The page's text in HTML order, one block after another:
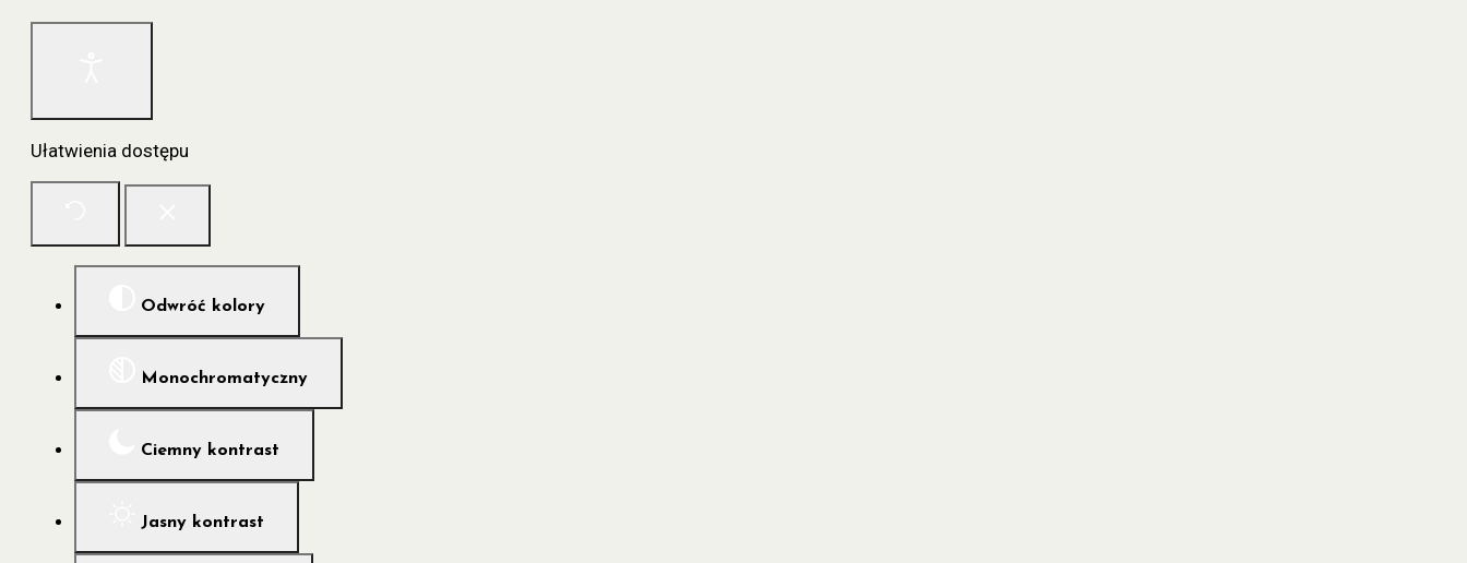
Ułatwienia dostępu
Odwróć kolory
Monochromatyczny
Ciemny kontrast
Jasny kontrast